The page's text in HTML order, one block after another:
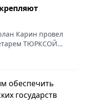
Карин провел
ТЮРКСОЙ
служба